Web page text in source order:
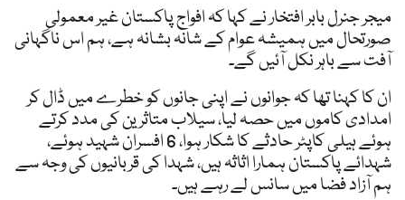
میجر جنرل بابر افتخار نے کہا کہ افواج پاکستان غیر معمولی
صورتحال میں ہمیشہ عوام کے شانہ بشانہ ہے، ہم اس ناگہانی
آفت سے باہر نکل آئیں گے۔
ان کا کہنا تھا کہ جوانوں نے اپنی جانوں کو خطرے میں ڈال کر
امدادی کاموں میں حصہ لیا، سیلاب متاثرین کی مدد کرتے
ہوئے ہیلی کاپٹر حادثے کا شکار ہوا، 6 افسران شہید ہوئے،
شہدائے پاکستان ہمارا اثاثہ ہیں، شہدا کی قربانیوں کی وجہ سے
ہم آزاد فضا میں سانس لے رہے ہیں۔